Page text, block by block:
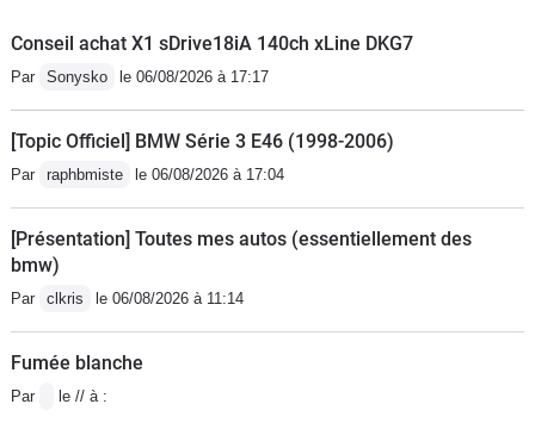
Conseil achat X1 sDrive18iA 140ch xLine DKG7
Par Sonysko le 06/08/2026 à 17:17
[Topic Officiel] BMW Série 3 E46 (1998-2006)
Par raphbmiste le 06/08/2026 à 17:04
[Présentation] Toutes mes autos (essentiellement des
bmw)
Par clkris le 06/08/2026 à 11:14
Fumée blanche
Par le // à :